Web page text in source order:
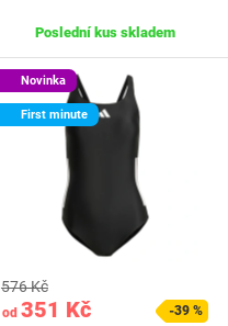
Poslední kus skladem
Novinka
First minute
od 351 Kč
576 Kč
-39 %